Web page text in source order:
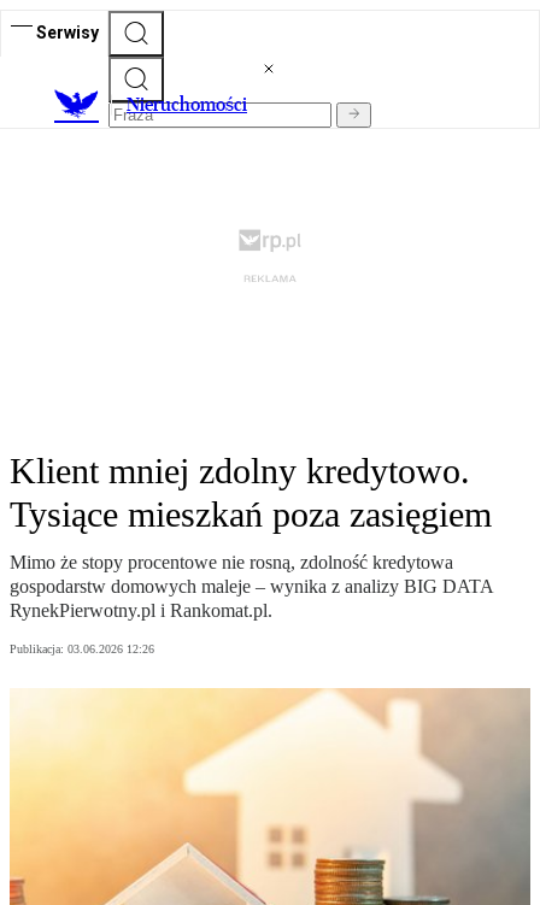
Serwisy
Nieruchomości
Klient mniej zdolny kredytowo.
Tysiące mieszkań poza zasięgiem
Mimo że stopy procentowe nie rosną, zdolność kredytowa
gospodarstw domowych maleje – wynika z analizy BIG DATA
RynekPierwotny.pl i Rankomat.pl.
Publikacja: 03.06.2026 12:26